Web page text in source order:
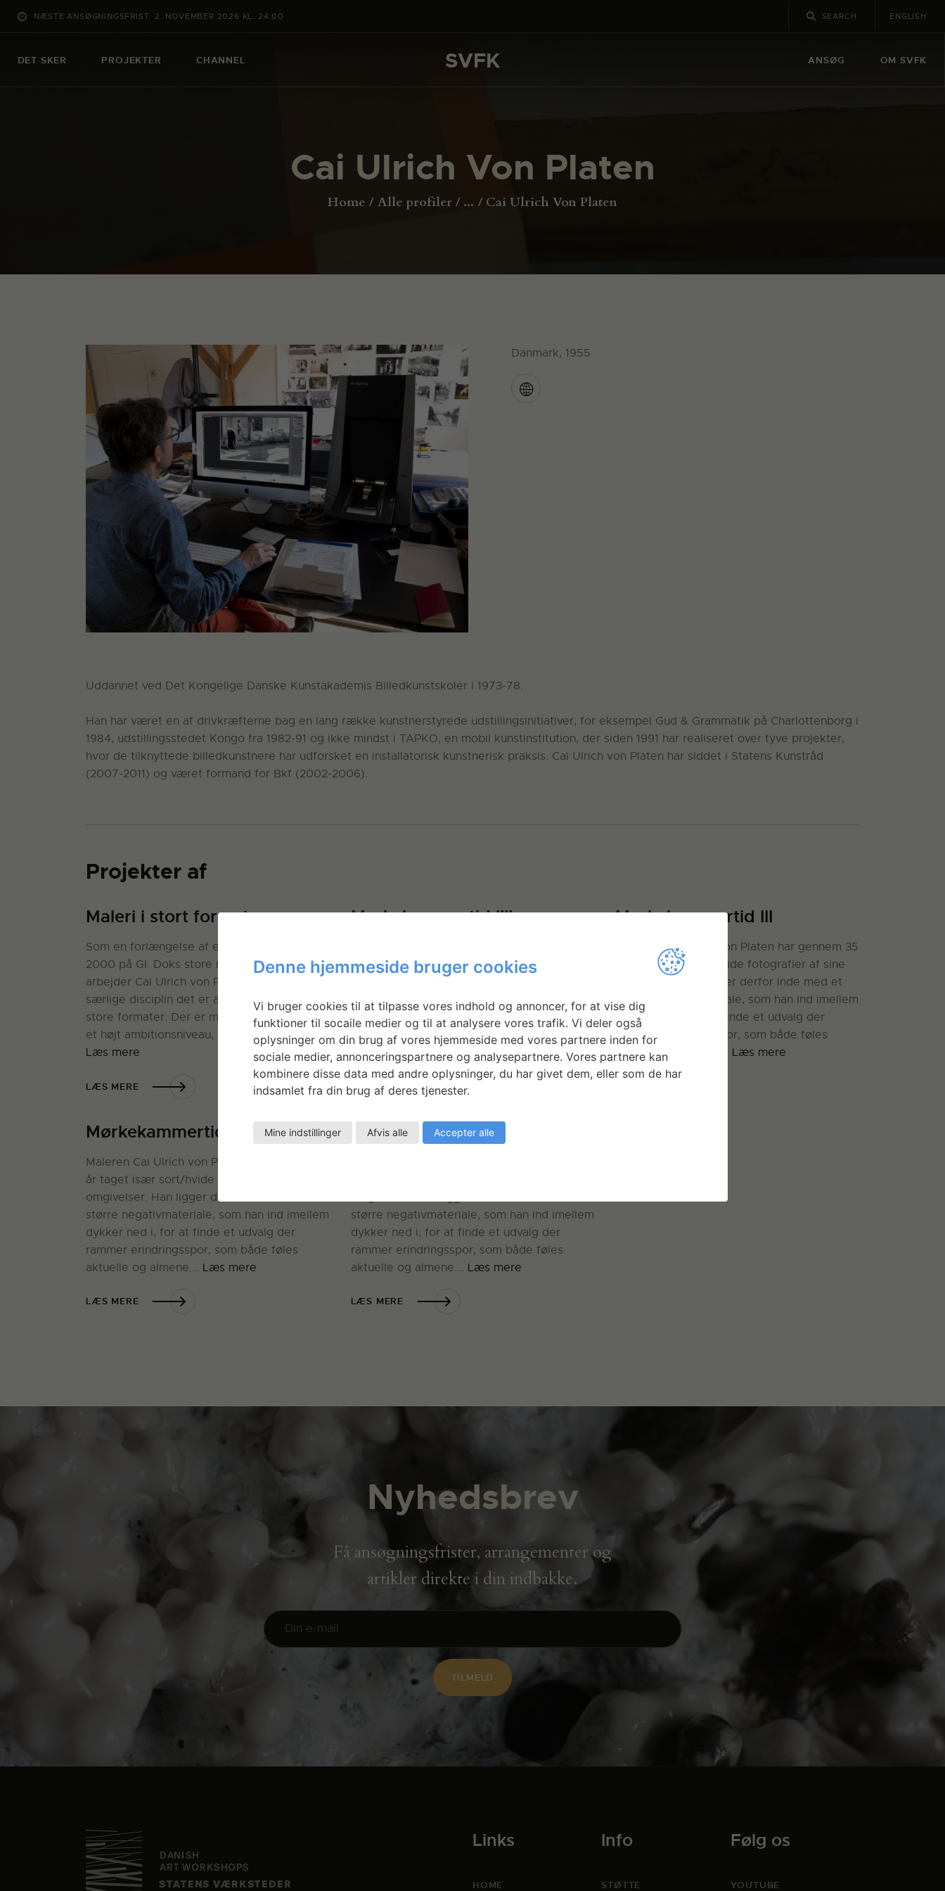
NÆSTE ANSØGNINGSFRIST: 2. NOVEMBER 2026 KL. 24:00 ENGLISH
DET SKER PROJEKTER CHANNEL SVFK ANSØG OM SVFK
Cai Ulrich Von Platen
Home Alle profiler ... Cai Ulrich Von Platen
SVFK
PROJEKTER
OM SVFK
ENGLISH
Danmark, 1955
Uddannet ved Det Kongelige Danske Kunstakademis Billedkunstskoler i 1973-78.
Han har været en af drivkræfterne bag en lang række kunstnerstyrede udstillingsinitiativer, for eksempel Gud & Grammatik på Charlottenborg i
1984, udstillingsstedet Kongo fra 1982-91 og ikke mindst i TAPKO, en mobil kunstinstitution, der siden 1991 har realiseret over tyve projekter,
hvor de tilknyttede billedkunstnere har udforsket en installatorisk kunstnerisk praksis. Cai Ulrich von Platen har siddet i Statens Kunstråd
(2007-2011) og været formand for Bkf (2002-2006).
Projekter af
Maleri i stort format
Som en forlængelse af et tidligere ophold i
2000 på Gl. Doks store malerværksted,
arbejder Cai Ulrich von Platen med den
særlige disciplin det er at lave malerier i helt
store formater. Der er meget på spil – dvs.
et højt ambitionsniveau, når man kaster…
Læs mere
LÆS MERE
Mørkekammertid IIII
år taget især sort/hvide fotografier af sine
større negativmateriale, som han ind imellem
dykker ned i, for at finde et udvalg der
rammer erindringsspor, som både føles
aktuelle og almene.…Læs mere
LÆS MERE
Mørkekammertid III
Maleren Cai Ulrich von Platen har gennem 35
år taget især sort/hvide fotografier af sine
omgivelser. Han ligger derfor inde med et
større negativmateriale, som han ind imellem
dykker ned i, for at finde et udvalg der
rammer erindringsspor, som både føles
aktuelle og almene.… Læs mere
Mørkekammertid II
Maleren Cai Ulrich von Platen har gennem 35
år taget især sort/hvide fotografier af sine
omgivelser. Han ligger derfor inde med et
større negativmateriale, som han ind imellem
dykker ned i, for at finde et udvalg der
rammer erindringsspor, som både føles
aktuelle og almene.… Læs mere
LÆS MERE
Mørkekammertid I
større negativmateriale, som han ind imellem
dykker ned i, for at finde et udvalg der
rammer erindringsspor, som både føles
aktuelle og almene.… Læs mere
LÆS MERE
Nyhedsbrev
Få ansøgningsfrister, arrangementer og
artikler direkte i din indbakke.
Links
HOME
Info
STØTTE
Følg os
YOUTUBE
Denne hjemmeside bruger cookies
Vi bruger cookies til at tilpasse vores indhold og annoncer, for at vise dig
funktioner til socaile medier og til at analysere vores trafik. Vi deler også
oplysninger om din brug af vores hjemmeside med vores partnere inden for
sociale medier, annonceringspartnere og analysepartnere. Vores partnere kan
kombinere disse data med andre oplysninger, du har givet dem, eller som de har
indsamlet fra din brug af deres tjenester.
Mine indstillinger Afvis alle Accepter alle